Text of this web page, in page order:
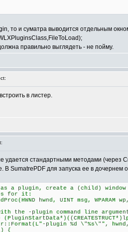
то и суматра выводится отдельным
правильно выглядеть - не пойму.
в листер.
удается стандартными методами
В SumatrePDF для запуска ее в
a plugin, create a (child) window
for it:
hwnd, UINT msg, WPARAM
-plugin command line
plugin %d \"%s\"",
{